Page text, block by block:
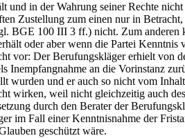
und in der Wahrung seiner Rechte
Zustellung zum einen nur in
BGE 100 III 3 ff.) nicht. Zum anderen
oder aber wenn die Partei Kenntnis
vor: Der Berufungskläger erhielt von
Inempfangnahme an die Vorinstanz
wurden und er auch so nicht vom
wirken, weil nicht gleichzeitig auch
durch den Berater der
im Fall einer Kenntnisnahme der
geschützt wäre.